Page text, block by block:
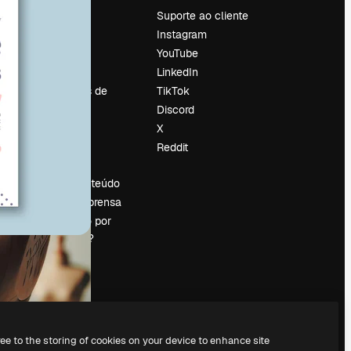
Tendências de
Vender conteúdo
Sala de imprensa
Procurando por
magnific.ai?
Suporte ao cliente
Instagram
YouTube
LinkedIn
TikTok
Discord
X
Reddit
to the storing of cookies on your device to enhance site